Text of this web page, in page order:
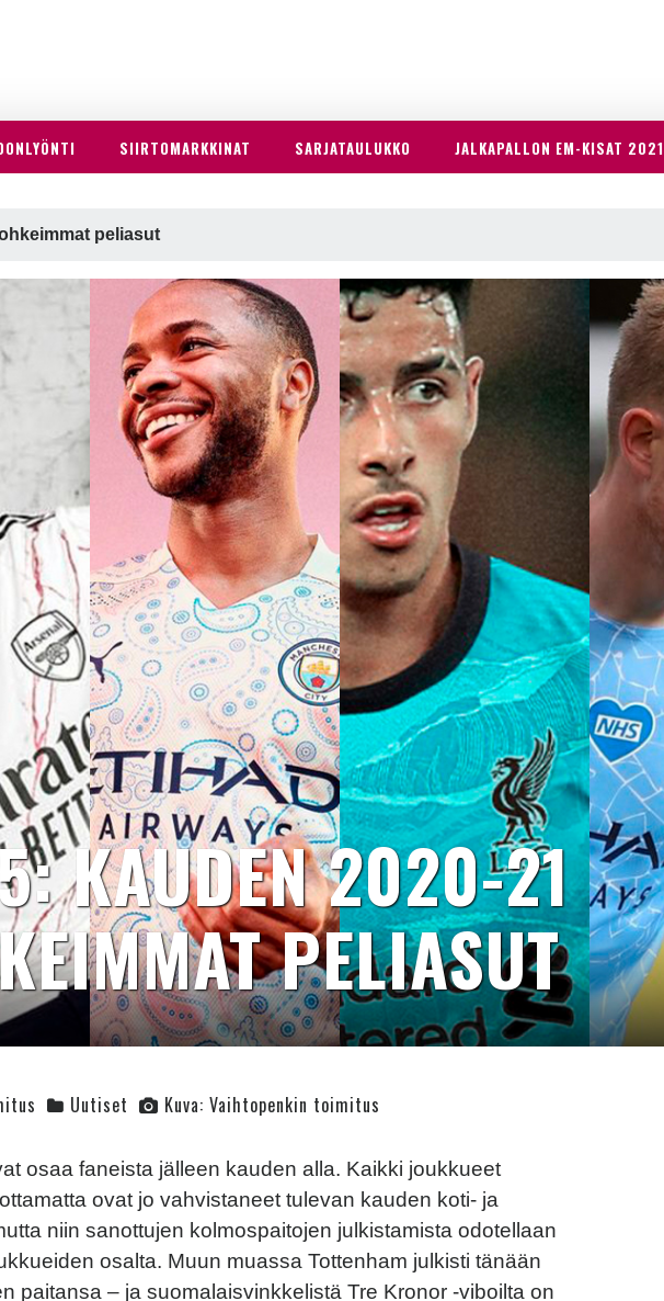
SIIRTOMARKKINAT SARJATAULUKKO JALKAPALLON EM-KISAT 2021
peliasut
KAUDEN 2020-21
PELIASUT
Uutiset Kuva: Vaihtopenkin toimitus
osaa faneista jälleen kauden alla. Kaikki joukkueet
ovat jo vahvistaneet tulevan kauden koti- ja
niin sanottujen kolmospaitojen julkistamista odotellaan
osalta. Muun muassa Tottenham julkisti tänään
paitansa – ja suomalaisvinkkelistä Tre Kronor -viboilta on